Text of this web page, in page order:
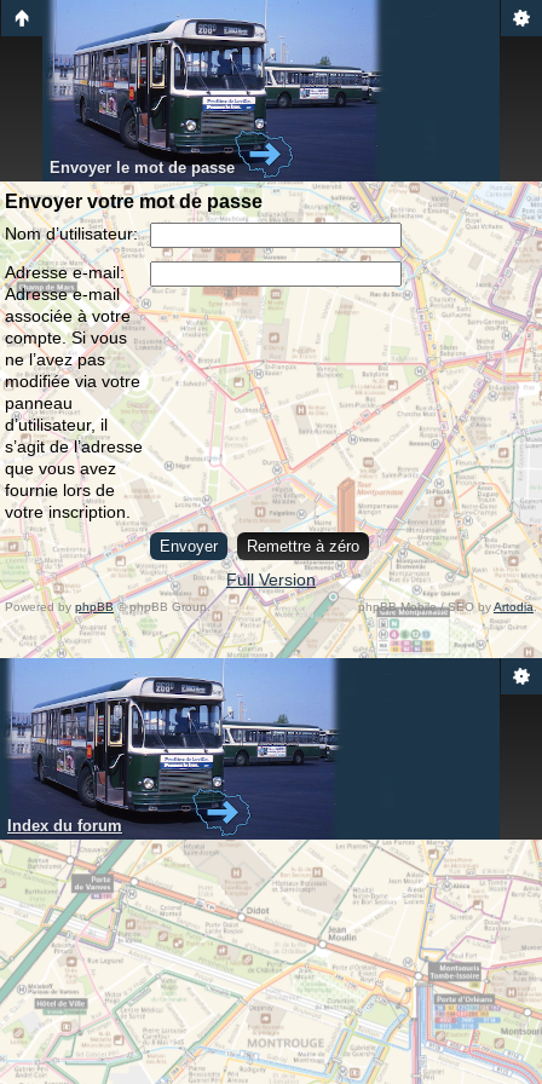
Envoyer le mot de passe
Envoyer votre mot de passe
Nom d’utilisateur:
Adresse e-mail:
Adresse e-mail
associée à votre
compte. Si vous
ne l’avez pas
modifiée via votre
panneau
d’utilisateur, il
s’agit de l’adresse
que vous avez
fournie lors de
votre inscription.
Full Version
Powered by phpBB© phpBB Group. phpBB Mobile / SEO byArtodia.
Index du forum